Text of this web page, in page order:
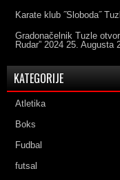
Karate klub ˝Sloboda˝
Gradonačelnik Tuzle
Rudar” 2024 25. Augusta
KATEGORIJE
Atletika
Boks
Fudbal
futsal